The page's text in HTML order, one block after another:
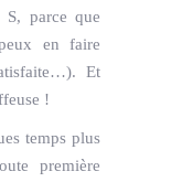
S, parce que
en faire
Et
!
temps plus
première